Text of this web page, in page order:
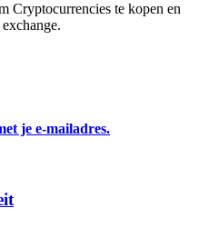
enz.
Cryptocurrencies te kopen en
je e-mailadres.